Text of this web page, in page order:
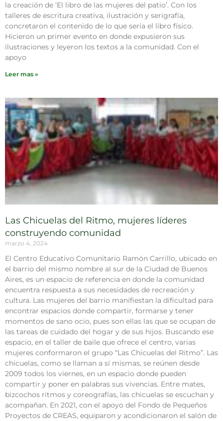
la creación de ‘El libro de las mujeres del patio’. Con los
talleres de escritura creativa, ilustración y serigrafía,
concretaron el contenido de lo que sería el libro físico.
Hicieron un primer evento en donde expusieron sus
ilustraciones y leyeron los textos a la comunidad. Con el
apoyo
Leer mas »
Las Chicuelas del Ritmo, mujeres líderes
construyendo comunidad
marzo 4, 2024
El Centro Educativo Comunitario Ramón Carrillo, ubicado en
el barrio del mismo nombre al sur de la Ciudad de Buenos
Aires, es un espacio de referencia en donde la comunidad
encuentra respuesta a sus necesidades de recreación y
cultura. Las mujeres del barrio manifiestan la dificultad para
encontrar espacios donde compartir, formarse y tener
momentos de sano ocio, pues son ellas las que se ocupan de
las tareas de cuidado del hogar y de sus hijos. Buscando ese
espacio, en el taller de baile que ofrece el centro, varias
mujeres conformaron el grupo “Las Chicuelas del Ritmo”. Las
chicuelas, como se llaman a sí mismas, se reúnen desde
2009 todos los viernes, en un espacio donde pueden
compartir y poner en palabras sus vivencias. Entre mates,
bizcochos ritmos y coreografías, las chicuelas se escuchan y
acompañan. En 2021, con el apoyo del Fondo de Pequeños
Proyectos de CREAS, equiparon y acondicionaron el salón de